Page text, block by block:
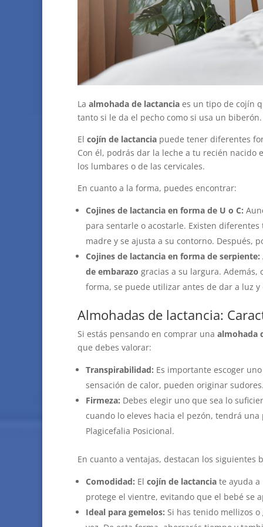
La almohada de lactancia es un tipo de cojín
tanto si le da el pecho como si usa un biberón.
El cojín de lactancia puede tener diferentes
Con él, podrás dar la leche a tu recién nacido
los lumbares o de las cervicales.
En cuanto a la forma, puedes encontrar:
Cojines de lactancia en forma de U o C:
para sentarle o acostarle. Existen
madre y se ajusta a su contorno. Después,
Cojines de lactancia en forma de serpiente:
de embarazo gracias a su largura.
forma, se puede utilizar antes de dar a luz y
Almohadas de lactancia:
Si estás pensando en comprar una almohada
que debes valorar:
Transpirabilidad: Es importante escoger
sensación de calor, pueden originar
Firmeza: Debes elegir uno que sea lo
cuando lo eleves hacia el pezón, tendrá
Plagicefalia Posicional.
En cuanto a ventajas, destacan los siguientes
Comodidad: El cojín de lactancia te ayuda
protege el vientre, evitando que el bebé se
Ideal para gemelos: Si has tenido mellizos